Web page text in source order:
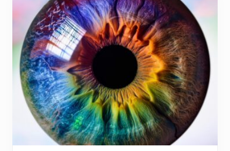
a
s
h
o
r
a
s
f
r
e
n
t
e
a
p
a
n
t